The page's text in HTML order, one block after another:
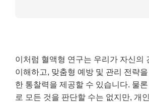
이처럼 혈액형 연구는 우리가 자신의
이해하고, 맞춤형 예방 및 관리 전략
한 통찰력을 제공할 수 있습니다. 물
로 모든 것을 판단할 수는 없지만, 개